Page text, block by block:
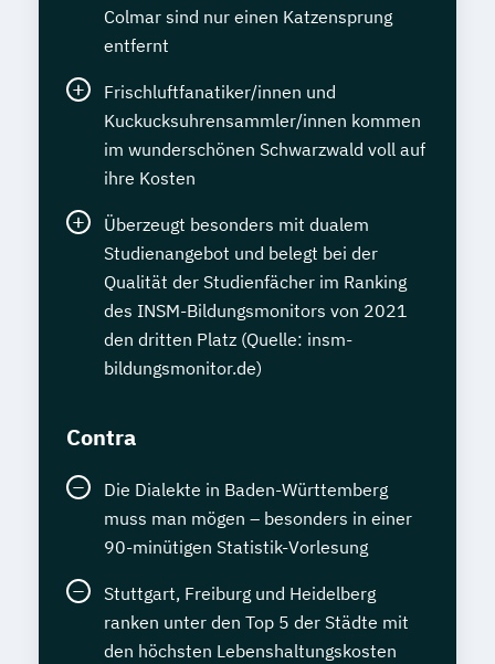
Colmar sind nur einen Katzensprung
entfernt
Frischluftfanatiker/innen und
Kuckucksuhrensammler/innen kommen
im wunderschönen Schwarzwald voll auf
ihre Kosten
Überzeugt besonders mit dualem
Studienangebot und belegt bei der
Qualität der Studienfächer im Ranking
des INSM-Bildungsmonitors von 2021
den dritten Platz (Quelle: insm-
bildungsmonitor.de)
Contra
Die Dialekte in Baden-Württemberg
muss man mögen – besonders in einer
90-minütigen Statistik-Vorlesung
Stuttgart, Freiburg und Heidelberg
ranken unter den Top 5 der Städte mit
den höchsten Lebenshaltungskosten